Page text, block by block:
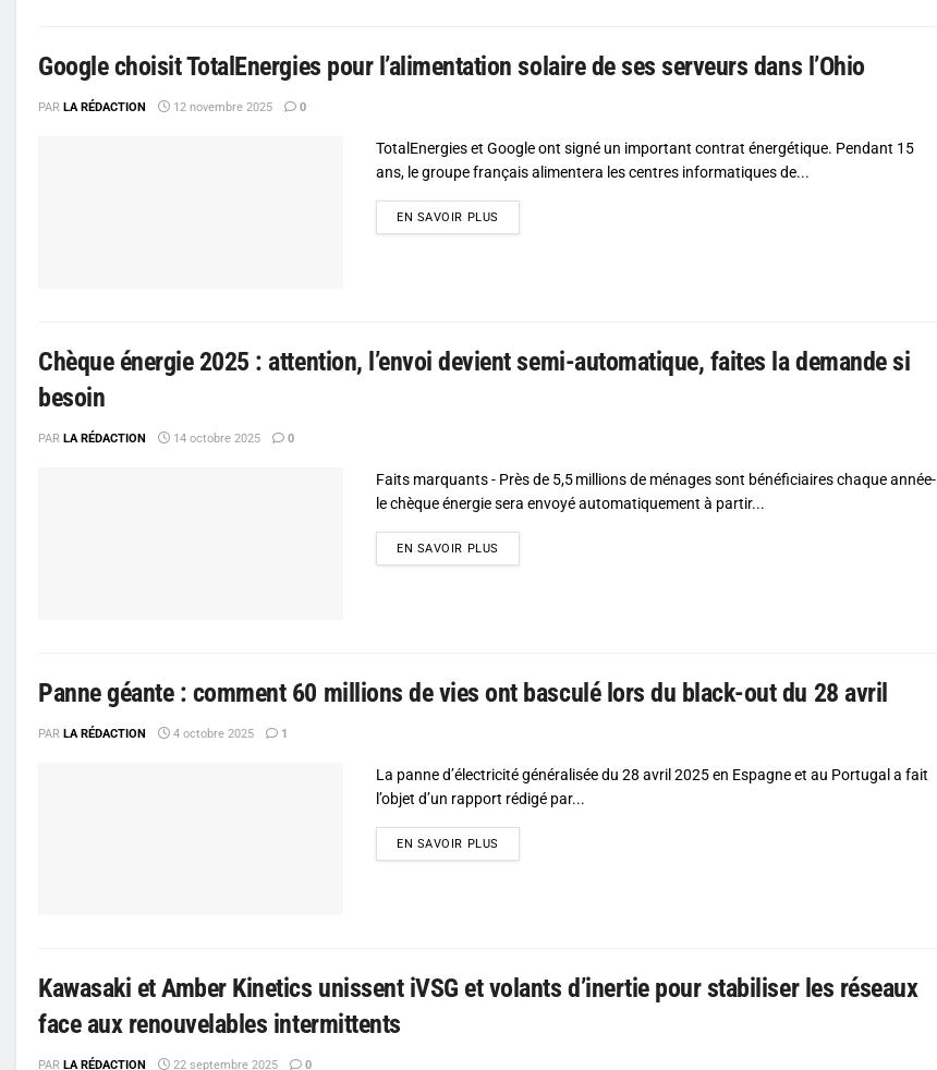
Google choisit TotalEnergies pour l’alimentation solaire de ses serveurs dans l’Ohio
PAR LA RÉDACTION 12 novembre 2025 0
TotalEnergies et Google ont signé un important contrat énergétique. Pendant 15
ans, le groupe français alimentera les centres informatiques de...
EN SAVOIR PLUS
Chèque énergie 2025 : attention, l’envoi devient semi-automatique, faites la demande si
besoin
PAR LA RÉDACTION 14 octobre 2025 0
Faits marquants - Près de 5,5 millions de ménages sont bénéficiaires chaque année-
le chèque énergie sera envoyé automatiquement à partir...
EN SAVOIR PLUS
Panne géante : comment 60 millions de vies ont basculé lors du black-out du 28 avril
PAR LA RÉDACTION 4 octobre 2025 1
La panne d’électricité généralisée du 28 avril 2025 en Espagne et au Portugal a fait
l’objet d’un rapport rédigé par...
EN SAVOIR PLUS
Kawasaki et Amber Kinetics unissent iVSG et volants d’inertie pour stabiliser les réseaux
face aux renouvelables intermittents
PAR LA RÉDACTION 22 septembre 2025 0